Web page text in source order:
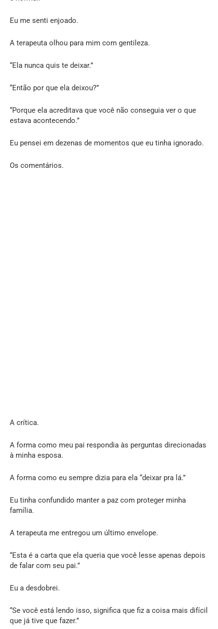
Eu me senti enjoado.
A terapeuta olhou para mim com gentileza.
“Ela nunca quis te deixar.”
“Então por que ela deixou?”
“Porque ela acreditava que você não conseguia ver o que
estava acontecendo.”
Eu pensei em dezenas de momentos que eu tinha ignorado.
Os comentários.
A crítica.
A forma como meu pai respondia às perguntas direcionadas
à minha esposa.
A forma como eu sempre dizia para ela “deixar pra lá.”
Eu tinha confundido manter a paz com proteger minha
família.
A terapeuta me entregou um último envelope.
“Esta é a carta que ela queria que você lesse apenas depois
de falar com seu pai.”
Eu a desdobrei.
“Se você está lendo isso, significa que fiz a coisa mais difícil
que já tive que fazer.”